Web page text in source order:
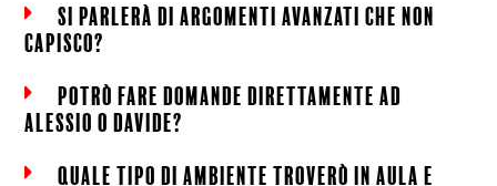
si parlerà di argomenti avanzati che non
capisco?
potrò fare domande direttamente ad
Alessio o Davide?
quale tipo di ambiente troverò in aula e